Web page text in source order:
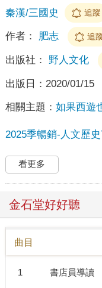
秦漢/三國史
追蹤
作者： 肥志 追
出版社： 野人文化
出版日： 2020/01/15
相關主題： 如果西遊
2025季暢銷-人文歷
看更多
金石堂好好聽
曲目
1 書店員導讀